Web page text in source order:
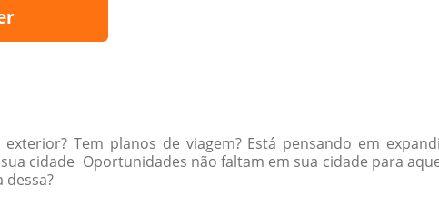
Tem planos de viagem? Está pensando em
cidade Oportunidades não faltam em sua cidade para